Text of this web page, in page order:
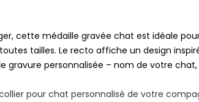
cette médaille gravée chat est idéale
tailles. Le recto affiche un design
gravure personnalisée – nom de votre
pour chat personnalisé de votre